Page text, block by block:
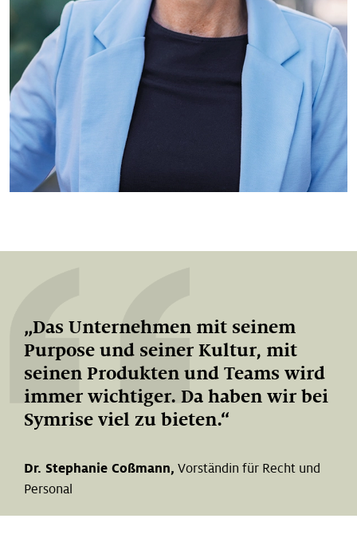
Das Unternehmen mit seinem
Purpose und seiner Kultur, mit
seinen Produkten und Teams wird
immer wichtiger. Da haben wir bei
Symrise viel zu bieten.
Dr. Stephanie Coßmann, Vorständin für Recht und
Personal